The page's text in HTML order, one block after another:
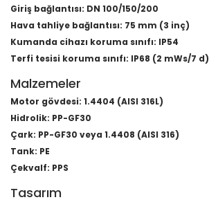
Giriş bağlantısı: DN 100/150/200
Hava tahliye bağlantısı: 75 mm (3 inç)
Kumanda cihazı koruma sınıfı: IP54
Terfi tesisi koruma sınıfı: IP68 (2 mWs/7 d)
Malzemeler
Motor gövdesi: 1.4404 (AISI 316L)
Hidrolik: PP-GF30
Çark: PP-GF30 veya 1.4408 (AISI 316)
Tank: PE
Çekvalf: PPS
Tasarım